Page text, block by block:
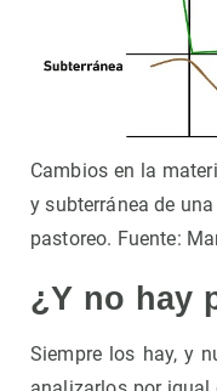
Cambios en la
y subterránea de
pastoreo. Fuente:
¿Y no hay
Siempre los hay, y